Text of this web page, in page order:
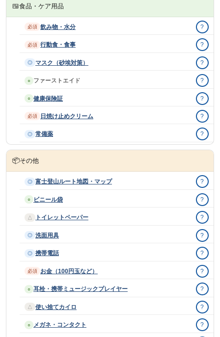
🍱食品・ケア用品
必須 飲み物・水分 ?
必須 行動食・食事 ?
◎ マスク（砂埃対策） ?
○ ファーストエイド ?
○ 健康保険証 ?
必須 日焼け止めクリーム ?
◎ 常備薬 ?
📦その他
◎ 富士登山ルート地図・マップ ?
○ ビニール袋 ?
△ トイレットペーパー ?
◎ 洗面用具 ?
◎ 携帯電話 ?
必須 お金（100円玉など） ?
○ 耳栓・携帯ミュージックプレイヤー ?
△ 使い捨てカイロ ?
○ メガネ・コンタクト ?